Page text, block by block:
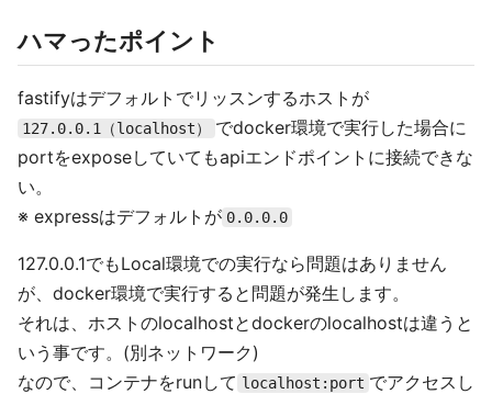
ハマったポイント
fastifyはデフォルトでリッスンするホストが
127.0.0.1（localhost）
でdocker環境で実行した場合に
portをexposeしていてもapiエンドポイントに接続できな
い。
※ expressはデフォルトが 0.0.0.0
127.0.0.1でもLocal環境での実行なら問題はありません
が、docker環境で実行すると問題が発生します。
それは、ホストのlocalhostとdockerのlocalhostは違うと
いう事です。(別ネットワーク)
なので、コンテナをrunして localhost:port でアクセスし